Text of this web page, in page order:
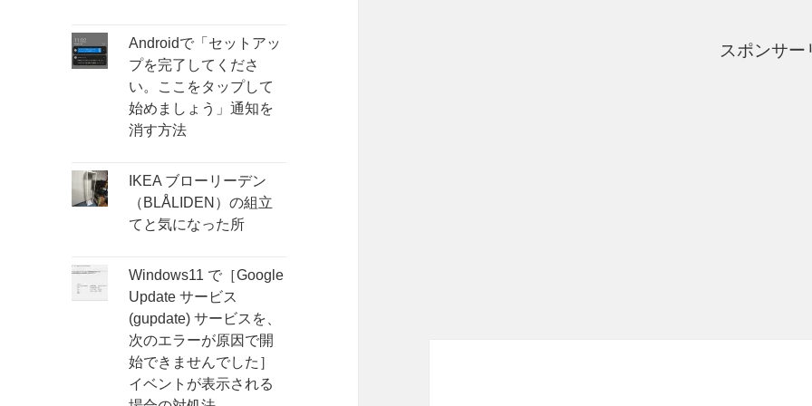
Androidで「セットアッ
プを完了してくださ
い。ここをタップして
始めましょう」通知を
消す方法
IKEA ブローリーデン
（BLÅLIDEN）の組立
てと気になった所
Windows11 で［Google
Update サービス
(gupdate) サービスを、
次のエラーが原因で開
始できませんでした］
イベントが表示される
スポンサー